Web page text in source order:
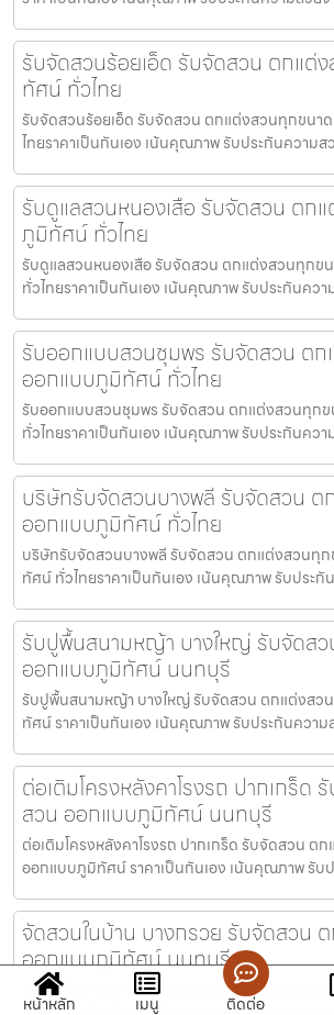
รับจัดสวนร้อยเอ็ด รับจัดสวน ตกแต่
ทัศน์ ทั่วไทย
รับจัดสวนร้อยเอ็ด รับจัดสวน ตกแต่งสวนทุกขน
ไทยราคาเป็นกันเอง เน้นคุณภาพ รับประกันความส
รับดูแลสวนหนองเสือ รับจัดสวน ตก
ภูมิทัศน์ ทั่วไทย
รับดูแลสวนหนองเสือ รับจัดสวน ตกแต่งสวนทุก
ทั่วไทยราคาเป็นกันเอง เน้นคุณภาพ รับประกันคว
รับออกแบบสวนชุมพร รับจัดสวน ตก
ออกแบบภูมิทัศน์ ทั่วไทย
รับออกแบบสวนชุมพร รับจัดสวน ตกแต่งสวนทุก
ทั่วไทยราคาเป็นกันเอง เน้นคุณภาพ รับประกันคว
บริษัทรับจัดสวนบางพลี รับจัดสวน ต
ออกแบบภูมิทัศน์ ทั่วไทย
บริษัทรับจัดสวนบางพลี รับจัดสวน ตกแต่งสวนทุ
ทัศน์ ทั่วไทยราคาเป็นกันเอง เน้นคุณภาพ รับประกั
รับปูพื้นสนามหญ้า บางใหญ่ รับจัดส
ออกแบบภูมิทัศน์ นนทบุรี
รับปูพื้นสนามหญ้า บางใหญ่ รับจัดสวน ตกแต่งสว
ทัศน์ ราคาเป็นกันเอง เน้นคุณภาพ รับประกันควา
ต่อเติมโครงหลังคาโรงรถ ปากเกร็ด
สวน ออกแบบภูมิทัศน์ นนทบุรี
ต่อเติมโครงหลังคาโรงรถ ปากเกร็ด รับจัดสวน ต
ออกแบบภูมิทัศน์ ราคาเป็นกันเอง เน้นคุณภาพ รับ
จัดสวนในบ้าน บางกรวย รับจัดสวน
ออกแบบภูมิทัศน์ นนทบุรี
จัดสวนในบ้าน บางกรวย รับจัดสวน ตกแต่งสวน
หน้าหลัก เมนู ติดต่อ